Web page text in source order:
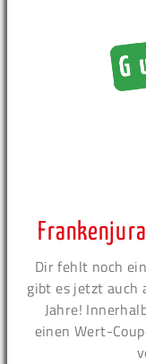
Dir fehlt noch
gibt es jetzt auch
Jahre!
einen Wert-